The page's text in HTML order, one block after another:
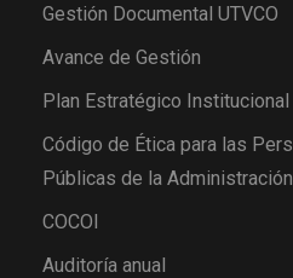
Gestión Documental UTVCO
Avance de Gestión
Plan Estratégico Institucional
Código de Ética para las
Públicas de la
COCOI
Auditoría anual